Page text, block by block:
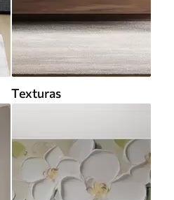
Texturas